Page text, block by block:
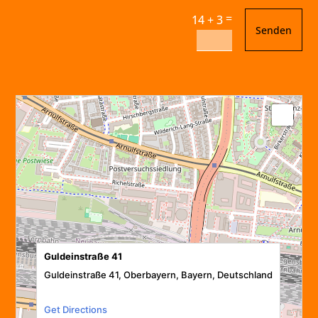
14 + 3=
Senden
Guldeinstraße 41
Guldeinstraße 41, Oberbayern, Bayern, Deutschland
Get Directions